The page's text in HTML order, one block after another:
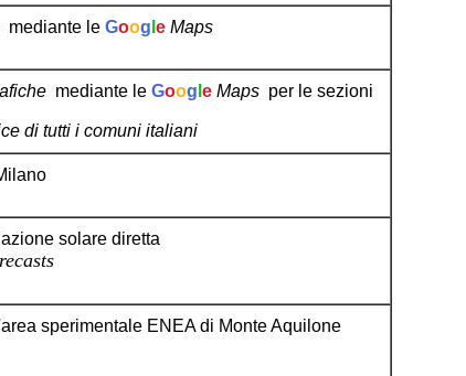
mediante le Goog e Maps
mediante le Goog e Maps per le sezioni
di tutti i comuni italiani
solare diretta
sperimentale ENEA di Monte Aquilone